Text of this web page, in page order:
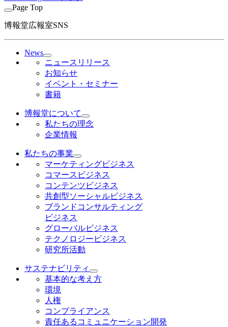
Page Top
博報堂広報室SNS
News
ニュースリリース
お知らせ
イベント・セミナー
書籍
博報堂について
私たちの理念
企業情報
私たちの事業
マーケティングビジネス
コマースビジネス
コンテンツビジネス
共創型ソーシャルビジネス
ブランドコンサルティング
ビジネス
グローバルビジネス
テクノロジービジネス
研究所活動
サステナビリティ
基本的な考え方
環境
人権
コンプライアンス
責任あるコミュニケーション開発